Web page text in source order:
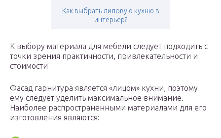
Как выбрать лиловую кухню в
интерьер?
К выбору материала для мебели следует подходить с
точки зрения практичности, привлекательности и
стоимости
Фасад гарнитура является «лицом» кухни, поэтому
ему следует уделить максимальное внимание.
Наиболее распространёнными материалами для его
изготовления являются: